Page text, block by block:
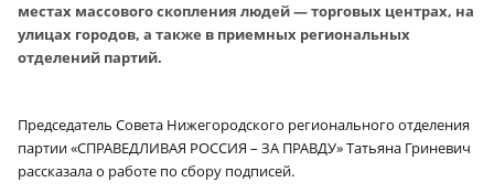
местах массового скопления людей — торговых центрах, на
улицах городов, а также в приемных региональных
отделений партий.
Председатель Совета Нижегородского регионального отделения
партии «СПРАВЕДЛИВАЯ РОССИЯ – ЗА ПРАВДУ» Татьяна Гриневич
рассказала о работе по сбору подписей.